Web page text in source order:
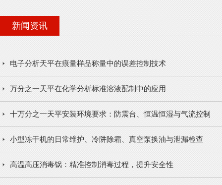
新闻资讯
电子分析天平在痕量样品称量中的误差控制技术
万分之一天平在化学分析标准溶液配制中的应用
十万分之一天平安装环境要求：防震台、恒温恒湿与气流控制
小型冻干机的日常维护、冷阱除霜、真空泵换油与泄漏检查
高温高压消毒锅：精准控制消毒过程，提升安全性